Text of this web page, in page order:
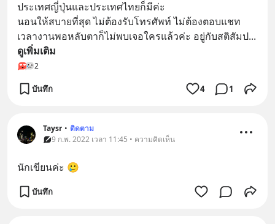
ประเทศญี่ปุ่นและประเทศไทยก็มีค่ะ
นอนให้สบายที่สุด ไม่ต้องรับโทรศัพท์ ไม่ต้องตอบแชท
เวลางานพอหลับตาก็ไม่พบเจอใครแล้วค่ะ อยู่กับสติสัมป
ดูเพิ่มเติม
2
บันทึก 4 1
Taysr • ติดตาม
9 ก.พ. 2022 เวลา 11:45 • ความคิดเห็น
นักเขียนค่ะ 🥲
บันทึก